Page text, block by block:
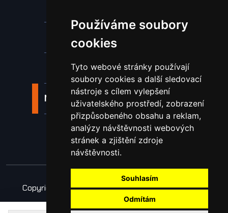
Používáme soubory
cookies
Tyto webové stránky používají
soubory cookies a další sledovací
nástroje s cílem vylepšení
uživatelského prostředí, zobrazení
přizpůsobeného obsahu a reklam,
analýzy návštěvnosti webových
stránek a zjištění zdroje
návštěvnosti.
Souhlasím
Odmítám
Nástroje pro ohraňovací lisy
Spotřební materiál a nástroje
Náhradní díly pro vodní paprsek
Laserové svařování
Copyright © 2026 Všechna práva vyhrazena
Obchodní podmínky